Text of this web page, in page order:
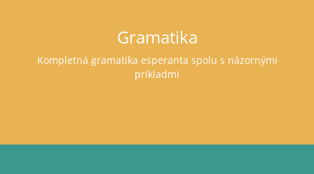
Gramatika
Kompletná gramatika esperanta spolu s názornými
príkladmi